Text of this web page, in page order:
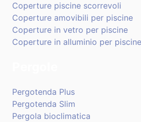
Coperture piscine scorrevoli
Coperture amovibili per piscine
Coperture in vetro per piscine
Coperture in alluminio per piscine
Pergotenda Plus
Pergotenda Slim
Pergola bioclimatica